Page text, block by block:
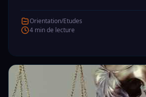
Orientation/Etudes
4 min de lecture